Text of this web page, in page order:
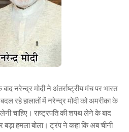
नरेन्द्र मोदी ने अंतर्राष्ट्रीय मंच पर भारत
रहे हालातों में नरेन्द्र मोदी को अमरीका के
चाहिए। राष्ट्रपति की शपथ लेने के बाद
हमला बोला। ट्रंप ने कहा कि अब चीनी